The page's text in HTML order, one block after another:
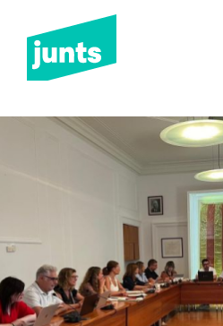
Junts Sant
Guíxols
INICI
CANDIDATURA 2023
BUTLLETINS
INCIDÈNCIES